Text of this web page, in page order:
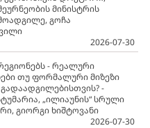
მინისტრის
გოჩა
2026-07-30
- რეალური
თუ ფორმალური მიზეზი
-
„ილიაუნის“ სრული
გიორგი ხიშტოვანი
2026-07-30